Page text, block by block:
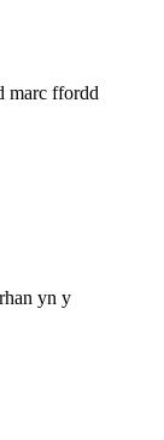
marc ffordd
yn y